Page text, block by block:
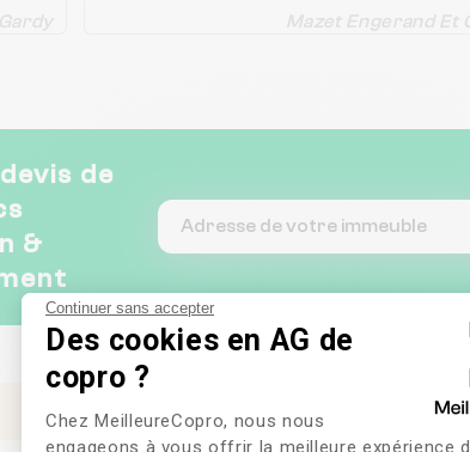
Continuer sans accepter
Des cookies en AG de
copro ?
Plateforme de Gestion du
Chez MeilleureCopro, nous nous
engageons à vous offrir la meilleure expérience
Mazet Engerand Et
de
&